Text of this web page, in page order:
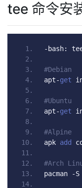
tee 命令安
- bash:
#Debian
apt-get
#Ubuntu
apt-get
#Alpine
apk add
#Arch
pacman
-